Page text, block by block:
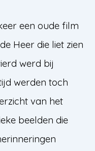
een oude film
Heer die liet zien
werd bij
werden toch
van het
beelden die